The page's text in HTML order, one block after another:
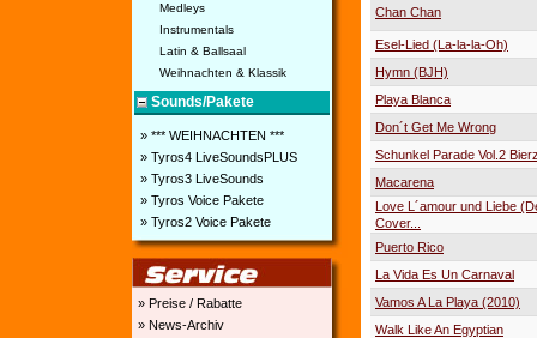
Medleys
Instrumentals
Latin & Ballsaal
Weihnachten & Klassik
Sounds/Pakete
» *** WEIHNACHTEN ***
» Tyros4 LiveSoundsPLUS
» Tyros3 LiveSounds
» Tyros Voice Pakete
» Tyros2 Voice Pakete
» Preise / Rabatte
» News-Archiv
Chan Chan
Esel-Lied (La-la-la-Oh)
Hymn (BJH)
Playa Blanca
Don´t Get Me Wrong
Schunkel Parade Vol.2
Macarena
Love L´amour und Liebe
Cover...
Puerto Rico
La Vida Es Un Carnaval
Vamos A La Playa (2010)
Walk Like An Egyptian